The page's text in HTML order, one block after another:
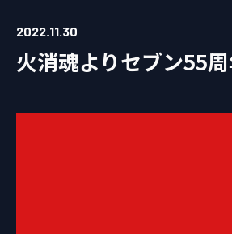
2022.11.30
火消魂よりセブン55